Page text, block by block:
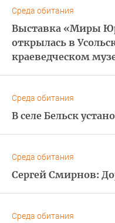
Среда обитания
Выставка «Миры
открылась в
краеведческом
Среда обитания
В селе Бельск
Среда обитания
Сергей Смирнов:
Среда обитания